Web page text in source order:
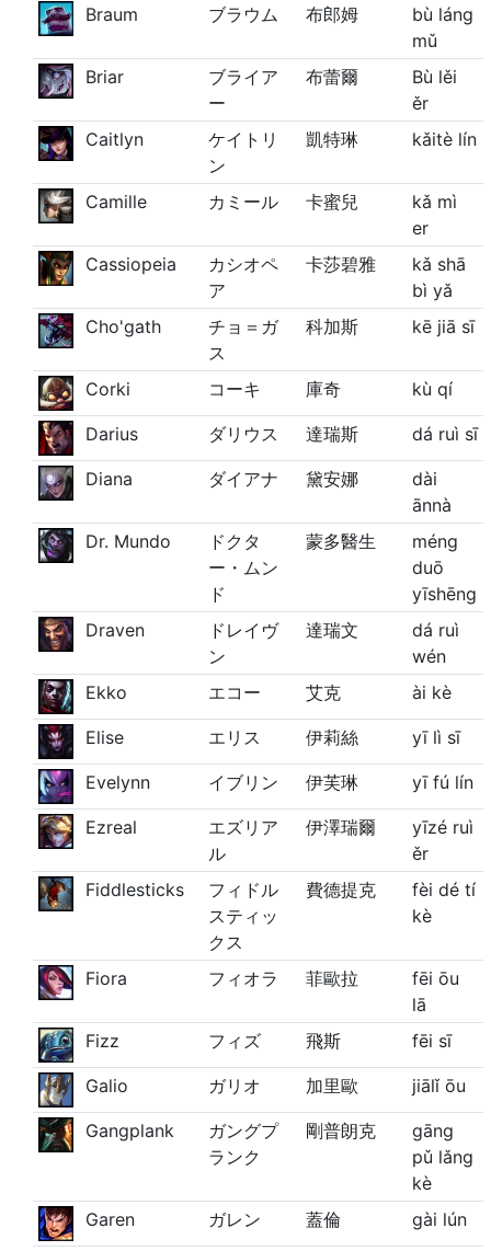
Braum
ブラウム 布郎姆
bù láng
mǔ
Briar
ブライア
ー
布蕾爾
Bù lěi
ěr
Caitlyn
ケイトリ
ン
凱特琳 kǎitè lín
Camille カミール 卡蜜兒
kǎ mì
er
Cassiopeia
カシオペ
ア
卡莎碧雅
kǎ shā
bì yǎ
Cho'gath
チョ＝ガ
ス
科加斯 kē jiā sī
Corki コーキ 庫奇 kù qí
Darius ダリウス 達瑞斯 dá ruì sī
Diana ダイアナ 黛安娜
dài
ānnà
Dr. Mundo
ドクタ
ー・ムン
ド
蒙多醫生
méng
duō
yīshēng
Draven
ドレイヴ
ン
達瑞文
dá ruì
wén
Ekko
エコー 艾克 ài kè
Elise エリス 伊莉絲 yī lì sī
Evelynn イブリン 伊芙琳 yī fú lín
Ezreal
エズリア
ル
伊澤瑞爾
yīzé ruì
ěr
Fiddlesticks
フィドル
スティッ
クス
費德提克
fèi dé tí
kè
Fiora フィオラ 菲歐拉
fēi ōu
lā
Fizz
フィズ 飛斯 fēi sī
Galio ガリオ 加里歐 jiālǐ ōu
Gangplank
ガングプ
ランク
剛普朗克
gāng
pǔ lǎng
kè
Garen
ガレン 蓋倫 gài lún